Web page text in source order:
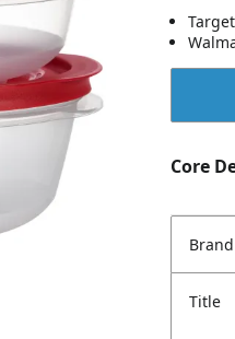
Core
Brand
Title